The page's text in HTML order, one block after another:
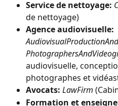
Service de nettoyage:
de nettoyage)
Agence audiovisuelle:
audiovisuelle,
photographes et
Avocats: LawFirm
Formation et